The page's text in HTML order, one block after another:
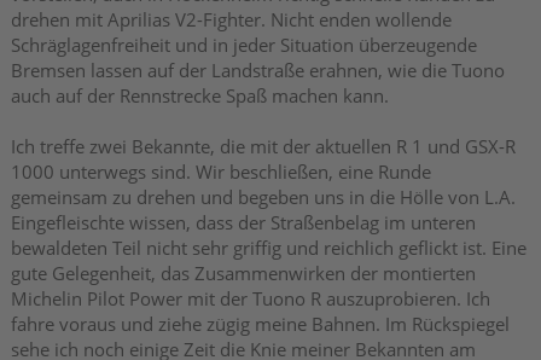
drehen mit Aprilias V2-Fighter. Nicht enden wollende
Schräglagenfreiheit und in jeder Situation überzeugende
Bremsen lassen auf der Landstraße erahnen, wie die Tuono
auch auf der Rennstrecke Spaß machen kann.
Ich treffe zwei Bekannte, die mit der aktuellen R 1 und GSX-R
1000 unterwegs sind. Wir beschließen, eine Runde
gemeinsam zu drehen und begeben uns in die Hölle von L.A.
Eingefleischte wissen, dass der Straßenbelag im unteren
bewaldeten Teil nicht sehr griffig und reichlich geflickt ist. Eine
gute Gelegenheit, das Zusammenwirken der montierten
Michelin Pilot Power mit der Tuono R auszuprobieren. Ich
fahre voraus und ziehe zügig meine Bahnen. Im Rückspiegel
sehe ich noch einige Zeit die Knie meiner Bekannten am